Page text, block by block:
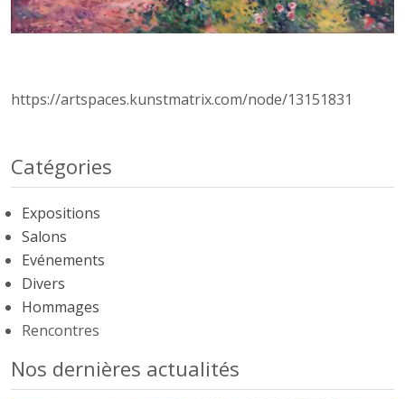
https://artspaces.kunstmatrix.com/node/13151831
Catégories
Expositions
Salons
Evénements
Divers
Hommages
Rencontres
Nos dernières actualités